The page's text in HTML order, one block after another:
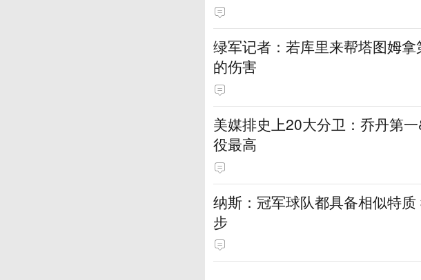
绿军记者：若库里来帮塔图姆
的伤害
美媒排史上20大分卫：乔丹第
役最高
纳斯：冠军球队都具备相似特
步